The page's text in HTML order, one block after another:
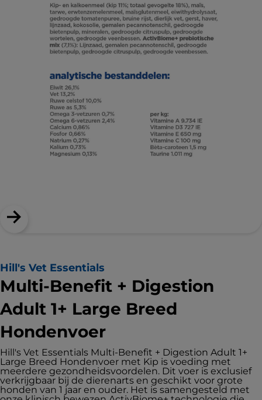
Hill's Vet Essentials
Multi-Benefit + Digestion
Adult 1+ Large Breed
Hondenvoer
Hill's Vet Essentials Multi-Benefit + Digestion Adult 1+
Large Breed Hondenvoer met Kip is voeding met
meerdere gezondheidsvoordelen. Dit voer is exclusief
verkrijgbaar bij de dierenarts en geschikt voor grote
honden van 1 jaar en ouder. Het is samengesteld met